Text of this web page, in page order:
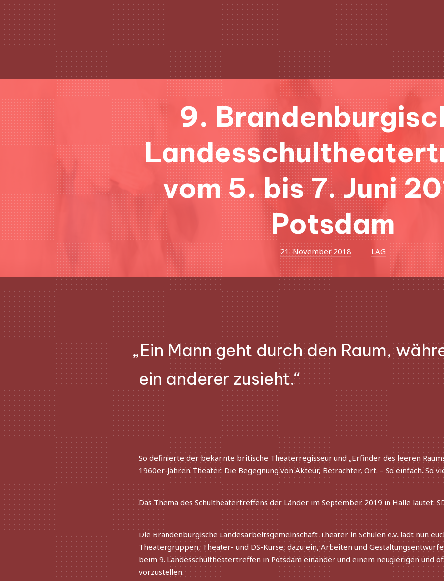
9.
vom 5. bis 7. Juni
Potsdam
21. November 20183.
Oktober
2020
LAG
„Ein Mann geht durch den Raum,
ein ande­rer zusieht.“
So defi­nierte der bekannte briti­sche Theaterregisseur und „Erfinder des leeren
1960er-Jahren Theater: Die Begegnung von Akteur, Betrachter, Ort. – So einfach. So
Das Thema des Schultheatertreffens der Länder im September 2019 in Halle lautet:
Die Brandenburgische Landesarbeitsgemeinschaft Theater in Schulen e.V. lädt nun
Theatergruppen, Theater- und DS-Kurse, dazu ein, Arbeiten und
beim 9. Landesschultheatertreffen in Potsdam einan­der und einem neugie­ri­gen und
vorzustellen.